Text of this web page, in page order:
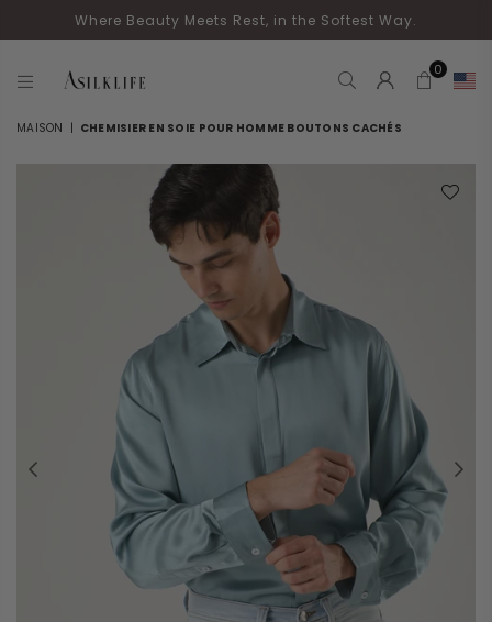
Where Beauty Meets Rest, in the Softest Way.
0
MAISON | CHEMISIER EN SOIE POUR HOMME BOUTONS CACHÉS